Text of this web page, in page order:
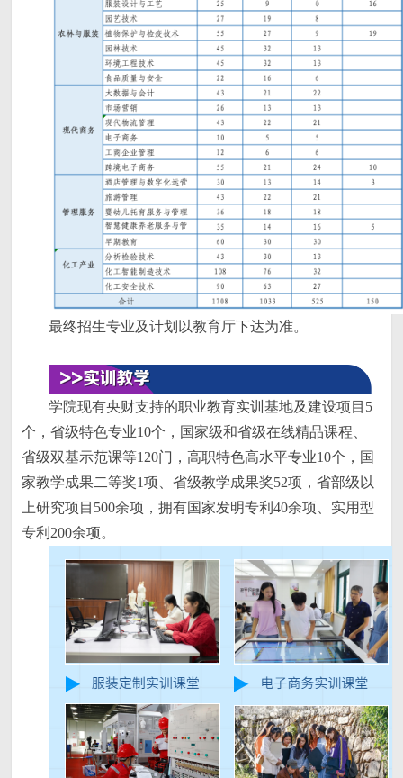
最终招生专业及计划以教育厅下达为准。
学院现有央财支持的职业教育实训基地及建设项目5
个，省级特色专业10个，国家级和省级在线精品课程、
省级双基示范课等120门，高职特色高水平专业10个，国
家教学成果二等奖1项、省级教学成果奖52项，省部级以
上研究项目500余项，拥有国家发明专利40余项、实用型
专利200余项。